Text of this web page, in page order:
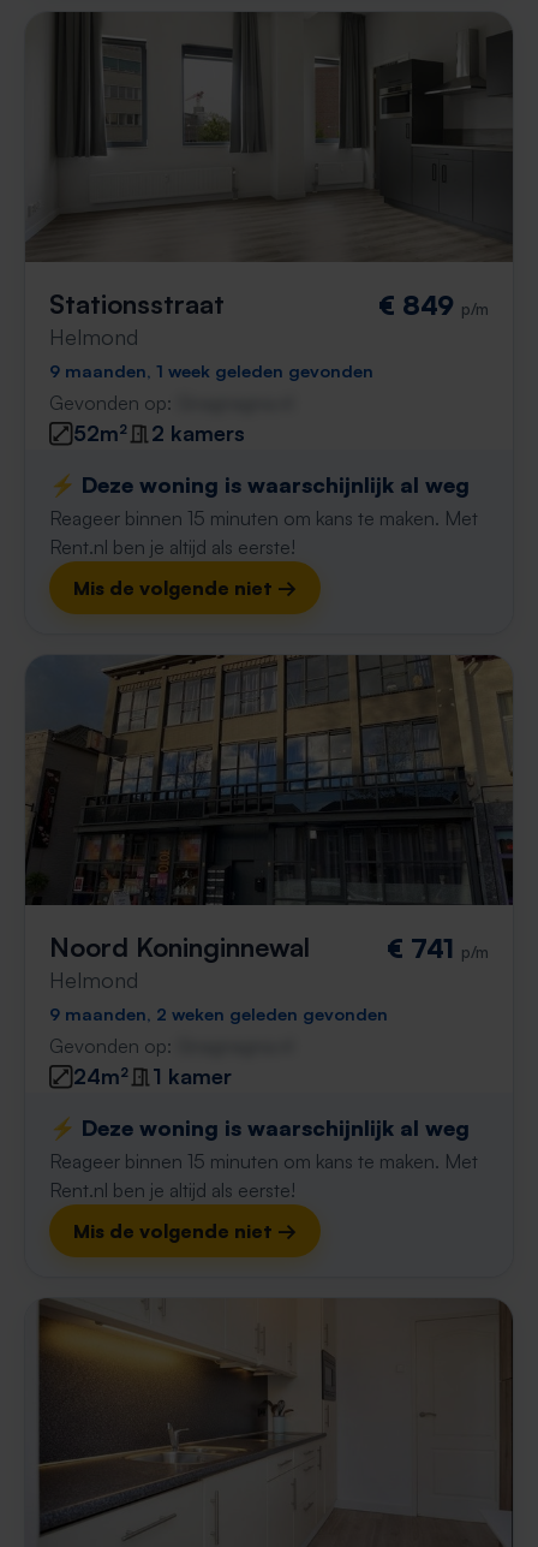
Stationsstraat
Helmond
€ 849 p/m
9 maanden, 1 week geleden gevonden
Gevonden op:
52m²
2 kamers
⚡️ Deze woning is waarschijnlijk al weg
Reageer binnen 15 minuten om kans te maken. Met
Rent.nl ben je altijd als eerste!
Mis de volgende niet →
Noord Koninginnewal
Helmond
€ 741 p/m
9 maanden, 2 weken geleden gevonden
Gevonden op:
24m²
1 kamer
⚡️ Deze woning is waarschijnlijk al weg
Reageer binnen 15 minuten om kans te maken. Met
Rent.nl ben je altijd als eerste!
Mis de volgende niet →